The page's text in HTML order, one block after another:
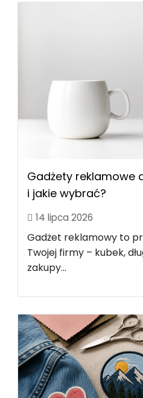
Gadżety reklamowe
i jakie wybrać?
14 lipca 2026
Gadżet reklamowy to
Twojej firmy – kubek,
zakupy...